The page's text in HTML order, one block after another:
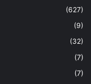
(627)
(9)
(32)
(7)
(7)